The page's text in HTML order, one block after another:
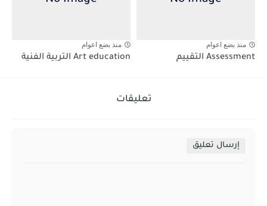
منذ بضع اعوام
Assessment التقييم
منذ بضع اعوام
Art education التربية الفنية
تعليقات
إرسال تعليق